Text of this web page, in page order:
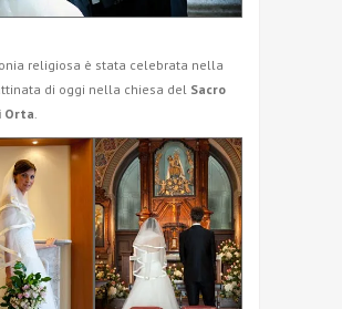
religiosa è stata celebrata nella
di oggi nella chiesa del Sacro
Orta.